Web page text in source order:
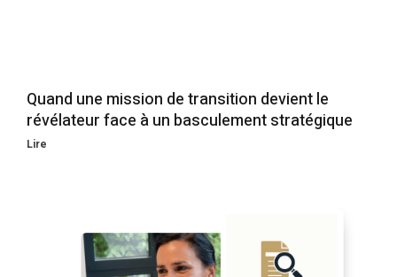
Quand une mission de transition devient le
révélateur face à un basculement stratégique
Lire